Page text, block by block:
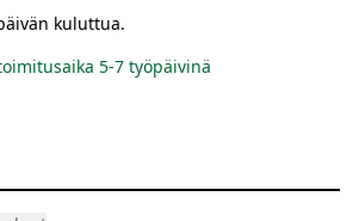
kuluttua.
5-7 työpäivinä